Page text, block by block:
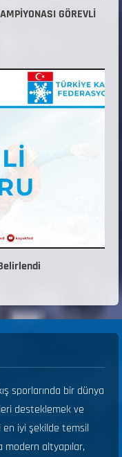
GÖREVLİ
sporlarında bir dünya
desteklemek ve
en iyi şekilde temsil
modern altyapılar,